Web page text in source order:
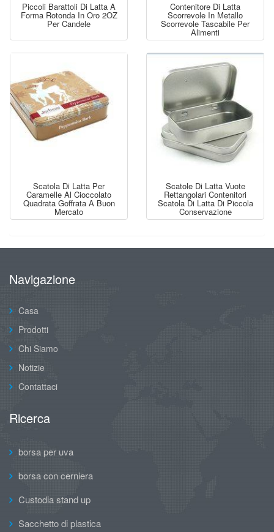
Piccoli Barattoli Di Latta A
Forma Rotonda In Oro 2OZ
Per Candele
Contenitore Di Latta
Scorrevole In Metallo
Scorrevole Tascabile Per
Alimenti
Scatola Di Latta Per
Caramelle Al Cioccolato
Quadrata Goffrata A Buon
Mercato
Scatole Di Latta Vuote
Rettangolari Contenitori
Scatola Di Latta Di Piccola
Conservazione
Navigazione
Casa
Prodotti
Chi Siamo
Notizie
Contattaci
Ricerca
borsa per uva
borsa con cerniera
Custodia stand up
Sacchetto di plastica